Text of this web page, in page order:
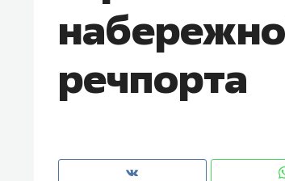
речпорта
рынки, почему надо
чем интересен Оман?